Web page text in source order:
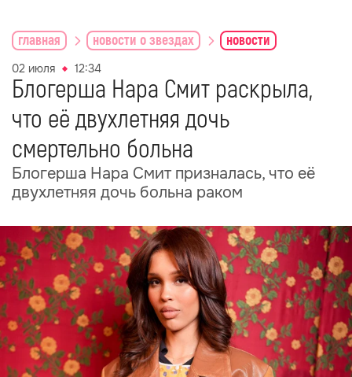
главная новости о звездах новости
02 июля 12:34
Блогерша Нара Смит раскрыла,
что её двухлетняя дочь
смертельно больна
Блогерша Нара Смит призналась, что её
двухлетняя дочь больна раком